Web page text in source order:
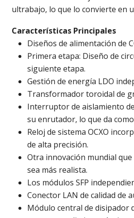
ultrabajo, lo que lo convierte en
Características Principales
Diseños de alimentación de
Primera etapa: Diseño de
siguiente etapa.
Gestión de energía LDO
Transformador toroidal de
Interruptor de aislamiento
su enrutador, lo que da
Reloj de sistema OCXO
de alta precisión.
Otra innovación mundial que
sea más realista.
Los módulos SFP
Conector LAN de calidad de
Módulo central de disipador